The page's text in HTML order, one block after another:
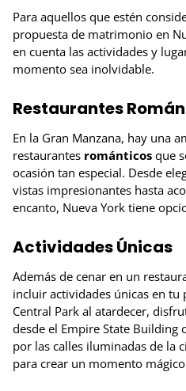
Para aquellos que estén
propuesta de matrimonio en
en cuenta las actividades y
momento sea inolvidable.
Restaurantes
En la Gran Manzana, hay una
restaurantes románticos que
ocasión tan especial. Desde
vistas impresionantes hasta
encanto, Nueva York tiene
Actividades Únicas
Además de cenar en un
incluir actividades únicas en tu
Central Park al atardecer,
desde el Empire State Building
por las calles iluminadas de la
para crear un momento